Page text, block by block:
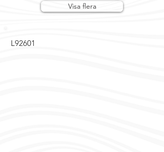
Visa flera
L92601